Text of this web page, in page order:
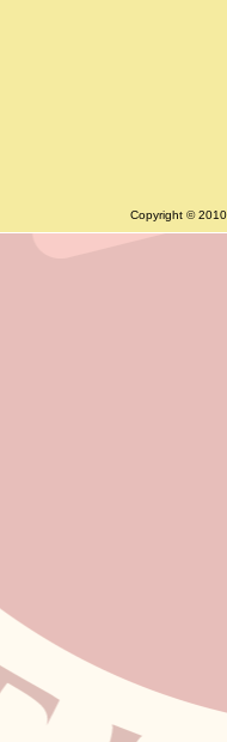
Copyright ©